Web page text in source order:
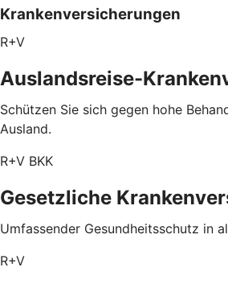
Krankenversicherungen
R+V
Auslandsreise-
Schützen Sie sich gegen hohe
Ausland.
R+V BKK
Gesetzliche
Umfassender Gesundheitsschutz in
R+V